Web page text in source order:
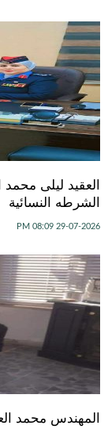
العقيد ليلى
الشرطه النسائية
29-07-2026 08:09 PM
المهندس محمد